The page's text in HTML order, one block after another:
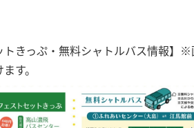
トきっぷ・無料シャトルバス情報】
す。